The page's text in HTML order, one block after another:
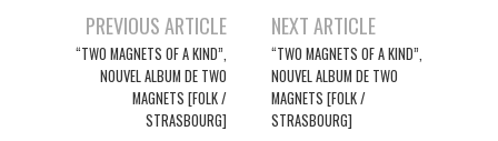
NavigationPREVIOUS ARTICLE
“TWO MAGNETS OF A KIND”,
NOUVEL ALBUM DE TWO
MAGNETS [FOLK /
STRASBOURG]
NEXT ARTICLE
“TWO MAGNETS OF A KIND”,
NOUVEL ALBUM DE TWO
MAGNETS [FOLK /
STRASBOURG]